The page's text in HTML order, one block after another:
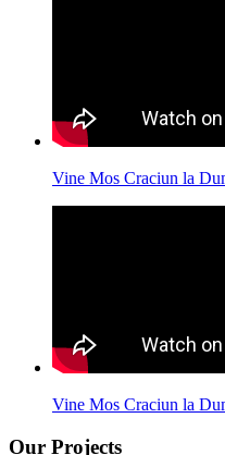
Vine Mos Craciun la
Vine Mos Craciun la
Our Projects